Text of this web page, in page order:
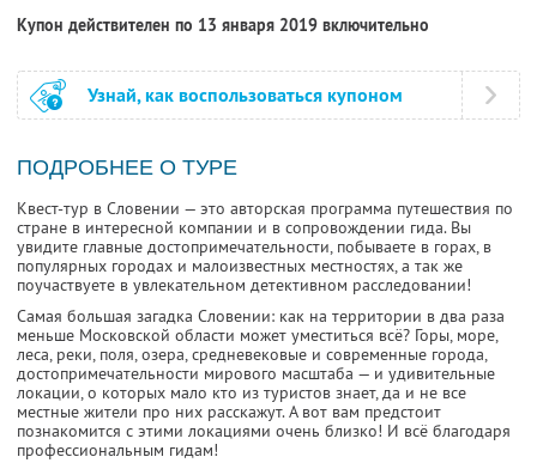
Купон действителен по 13 января 2019 включительно
Узнай, как воспользоваться купоном
ПОДРОБНЕЕ О ТУРЕ
Квест-тур в Словении — это авторская программа путешествия по
стране в интересной компании и в сопровождении гида. Вы
увидите главные достопримечательности, побываете в горах, в
популярных городах и малоизвестных местностях, а так же
поучаствуете в увлекательном детективном расследовании!
Самая большая загадка Словении: как на территории в два раза
меньше Московской области может уместиться всё? Горы, море,
леса, реки, поля, озера, средневековые и современные города,
достопримечательности мирового масштаба — и удивительные
локации, о которых мало кто из туристов знает, да и не все
местные жители про них расскажут. А вот вам предстоит
познакомится с этими локациями очень близко! И всё благодаря
профессиональным гидам!